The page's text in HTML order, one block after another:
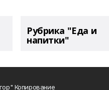
Рубрика "Еда и
напитки"
Копирование